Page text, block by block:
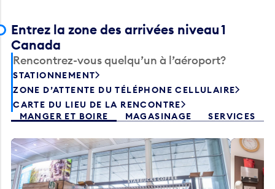
Entrez la zone des arrivées niveau 1
Canada
Rencontrez-vous quelqu’un à l’aéroport?
STATIONNEMENT
ZONE D’ATTENTE DU TÉLÉPHONE CELLULAIRE
CARTE DU LIEU DE LA RENCONTRE
MANGER ET BOIRE
MAGASINAGE SERVICES